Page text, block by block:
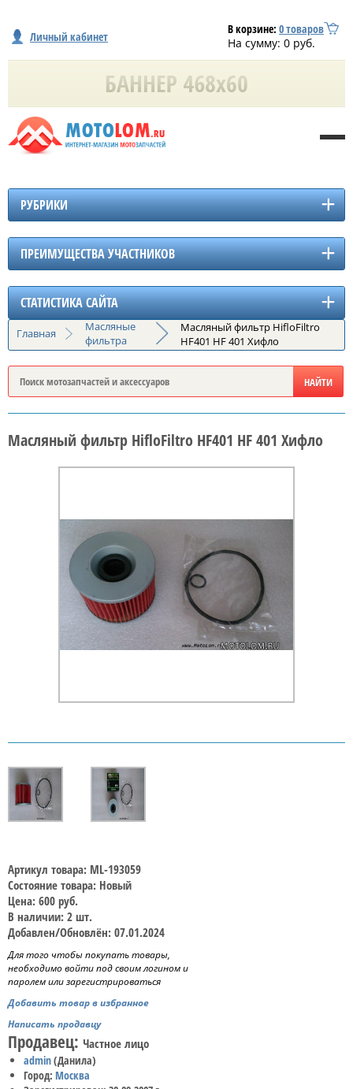
Личный кабинет В корзине: 0товаров
На сумму: 0 руб.
РУБРИКИ
ПРЕИМУЩЕСТВА УЧАСТНИКОВ
СТАТИСТИКА САЙТА
Главная
Масляные
фильтра
Масляный фильтр HifloFiltro
HF401 HF 401 Хифло
Масляный фильтр HifloFiltro HF401 HF 401 Хифло
Артикул товара: ML-193059
Состояние товара: Новый
Цена: 600 руб.
В наличии: 2 шт.
Добавлен/Обновлён: 07.01.2024
Для того чтобы покупать товары,
необходимо войти под своим логином и
паролем или зарегистрироваться
Добавить товар в избранное
Написать продавцу
Продавец: Частное лицо
admin(Данила)
Город: Москва